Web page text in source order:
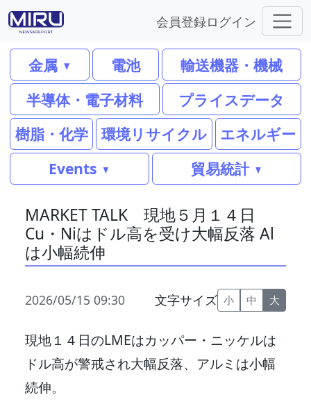
会員登録ログイン
金属 電池
輸送機器・機械
半導体・電子材料
プライスデータ
樹脂・化学
環境リサイクル
エネルギー
Events
貿易統計
MARKET TALK 現地５月１４日
Cu・Niはドル高を受け大幅反落 Al
は小幅続伸
2026/05/15 09:30 文字サイズ 小 中 大
現地１４日のLMEはカッパー・ニッケルは
ドル高が警戒され大幅反落、アルミは小幅
続伸。